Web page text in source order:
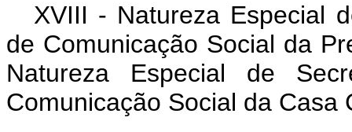
XVIII - Natureza Especial
de Comunicação Social da
Natureza Especial de
Comunicação Social da Casa